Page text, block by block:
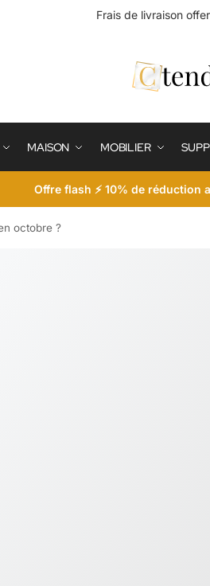
Frais de livraison
MAISON MOBILIER
Offre flash ⚡ 10% de réduction
octobre ?